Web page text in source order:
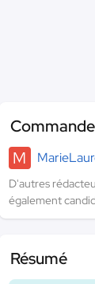
M
D'autres
également
Résumé